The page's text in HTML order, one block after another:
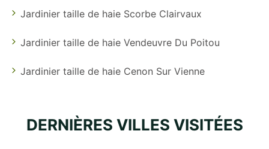
Jardinier taille de haie Scorbe Clairvaux
Jardinier taille de haie Vendeuvre Du Poitou
Jardinier taille de haie Cenon Sur Vienne
DERNIÈRES VILLES VISITÉES